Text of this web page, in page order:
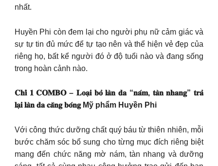
nhất.
Huyền Phi còn đem lại cho người phụ nữ cảm giác và
sự tự tin đủ mức để tự tạo nên và thể hiện vẻ đẹp của
riêng họ, bất kể người đó ở độ tuổi nào và đang sống
trong hoàn cảnh nào.
𝐂𝐡𝐢̉ 𝟏 𝐂𝐎𝐌𝐁𝐎 – 𝐋𝐨𝐚̣𝐢 𝐛𝐨̉ 𝐥𝐚̀𝐧 𝐝𝐚 “𝐧𝐚́𝐦, 𝐭𝐚̀𝐧 𝐧𝐡𝐚𝐧𝐠” 𝐭𝐫𝐚̉
𝐥𝐚̣𝐢 𝐥𝐚̀𝐧 𝐝𝐚 𝐜𝐚̆𝐧𝐠 𝐛𝐨́𝐧𝐠 Mỹ phẩm Huyền Phi
Với công thức dưỡng chất quý báu từ thiên nhiên, mỗi
bước chăm sóc bổ sung cho từng mục đích riêng biệt
mang đến chức năng mờ nám, tàn nhang và dưỡng